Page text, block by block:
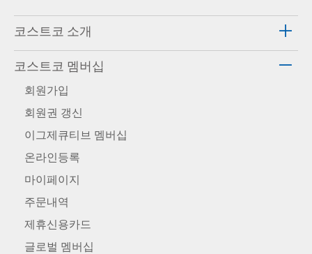
코스트코 소개
코스트코 멤버십
회원가입
회원권 갱신
이그제큐티브 멤버십
온라인등록
마이페이지
주문내역
제휴신용카드
글로벌 멤버십